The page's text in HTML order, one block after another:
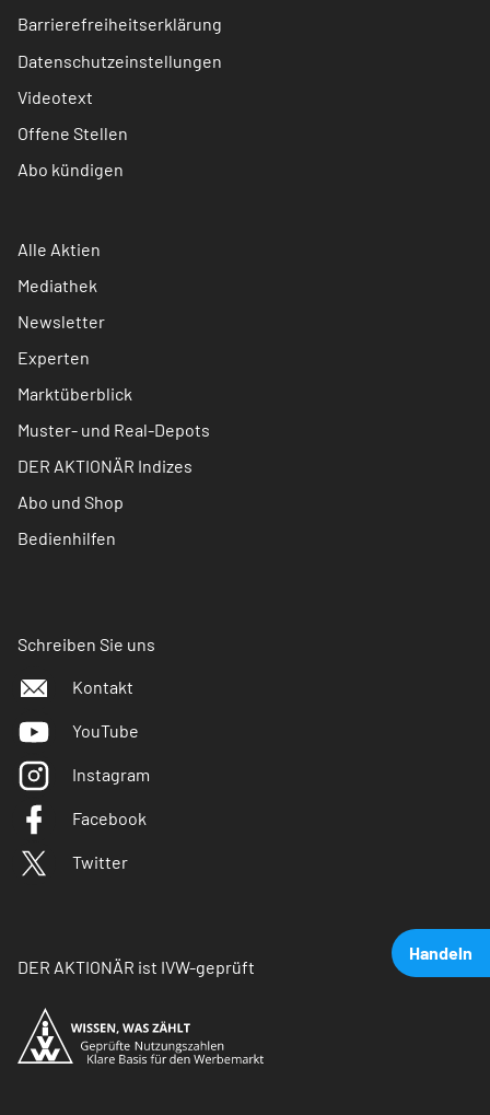
Handeln
Barrierefreiheitserklärung
Datenschutzeinstellungen
Videotext
Offene Stellen
Abo kündigen
Alle Aktien
Mediathek
Newsletter
Experten
Marktüberblick
Muster- und Real-Depots
DER AKTIONÄR Indizes
Abo und Shop
Bedienhilfen
Schreiben Sie uns
Kontakt
YouTube
Instagram
Facebook
Twitter
DER AKTIONÄR ist IVW-geprüft